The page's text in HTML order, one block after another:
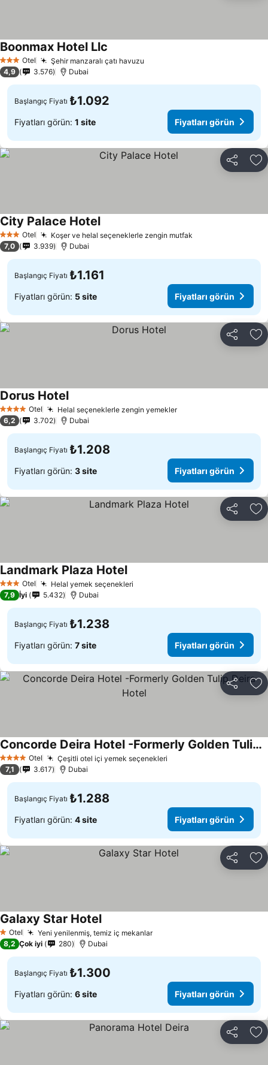
3 YıldızOtel Şehir manzaralı çatı havuzu
Boonmax Hotel Llc
4,9 3.576 Dubai
Başlangıç Fiyatı ₺1.092
Fiyatları görün: 1 site Fiyatları görün
Paylaş
3 YıldızOtel Koşer ve helal seçeneklerle zengin mutfak
City Palace HotelFiyatları görün
7,0 3.939 Dubai
Başlangıç Fiyatı ₺1.161
Fiyatları görün: 5 site Fiyatları görün
Paylaş
4 Yıldız Otel Helal seçeneklerle zengin yemeklerFiyatları görün
Dorus HotelFiyatları görün
6,2 3.702 Dubai
Başlangıç Fiyatı ₺1.208
Fiyatları görün: 3 site Fiyatları görün
Paylaş
3 YıldızOtel Helal yemek seçenekleri
Landmark Plaza HotelFiyatları görün
7,9 İyi 5.432 Dubai
Başlangıç Fiyatı ₺1.238
Fiyatları görün: 7 site Fiyatları görün
Paylaş
4 Yıldız Otel Çeşitli otel içi yemek seçenekleri
Concorde Deira Hotel -Formerly Golden Tulip Deira Hotel
Fiyatları görün
7,1 3.617 Dubai
Başlangıç Fiyatı ₺1.288
Fiyatları görün: 4 site Fiyatları görün
Paylaş
1 Yıldız
Otel Yeni yenilenmiş, temiz iç mekanlarFiyatları görün
Galaxy Star HotelFiyatları görün
8,2 Çok iyi 280 Dubai
Başlangıç Fiyatı ₺1.300
Fiyatları görün: 6 site Fiyatları görün
Paylaş